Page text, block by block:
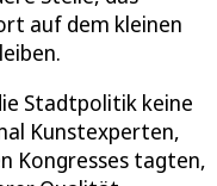
auf dem kleinen
Stadtpolitik keine
Kunstexperten,
Kongresses tagten,